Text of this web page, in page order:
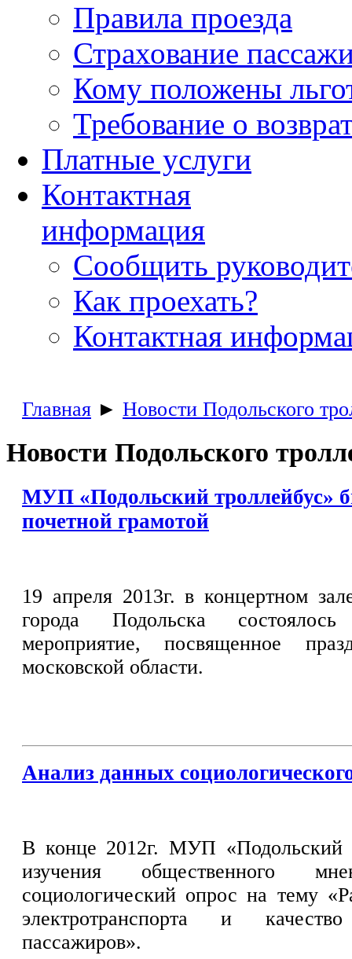
Правила проезда
Страхование
Кому положены
Требование о
Платные услуги
Контактная
информация
Сообщить
Как проехать?
Контактная
Главная ► Новости Подольского
Новости Подольского
МУП «Подольский троллейбус»
почетной грамотой
19 апреля 2013г. в концертном
города Подольска состоялось
мероприятие, посвященное
московской области.
Анализ данных
В конце 2012г. МУП «Подольский
изучения общественного
социологический опрос на тему
электротранспорта и
пассажиров».